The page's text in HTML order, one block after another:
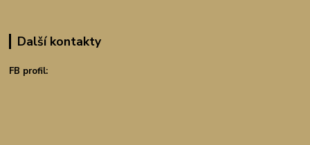
Další kontakty
FB profil: